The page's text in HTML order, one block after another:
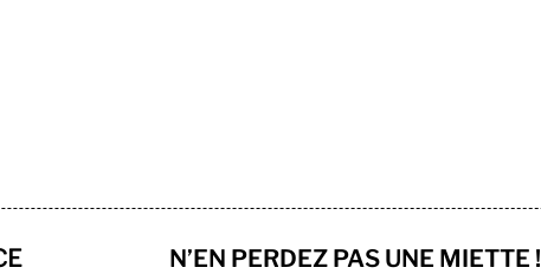
N’EN PERDEZ PAS UNE MIETTE !